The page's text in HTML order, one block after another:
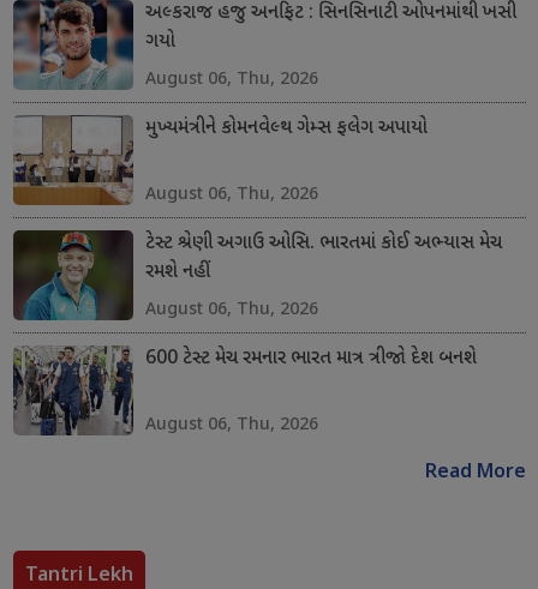
અલ્કરાજ હજુ અનફિટ : સિનસિનાટી ઓપનમાંથી ખસી
ગયો
August 06, Thu, 2026
મુખ્યમંત્રીને કોમનવેલ્થ ગેમ્સ ફલેગ અપાયો
August 06, Thu, 2026
ટેસ્ટ શ્રેણી અગાઉ ઓસિ. ભારતમાં કોઈ અભ્યાસ મેચ
રમશે નહીં
August 06, Thu, 2026
600 ટેસ્ટ મેચ રમનાર ભારત માત્ર ત્રીજો દેશ બનશે
August 06, Thu, 2026
Read More
Tantri Lekh